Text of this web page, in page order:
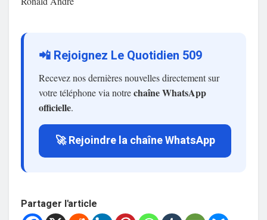
📲 Rejoignez Le Quotidien 509
Recevez nos dernières nouvelles directement sur
votre téléphone via notrechaîne WhatsApp
officielle.
🚀 Rejoindre la chaîne WhatsApp
Partager l'article